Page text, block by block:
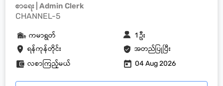
စာရေး | Admin Clerk
CHANNEL-5
ရန်ကုန်တိုင်း အတည်ပြုပြီး
ကမာရွတ် 1 ဦး
လစာကြည့်မယ် 04 Aug 2026